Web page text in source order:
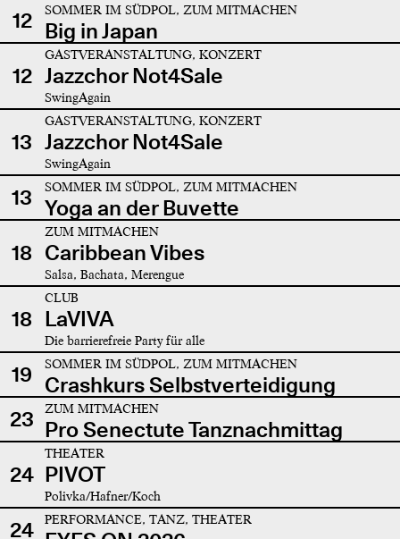
12
SOMMER IM SÜDPOL, ZUM MITMACHEN
Big in Japan
12
GASTVERANSTALTUNG, KONZERT
Jazzchor Not4Sale
SwingAgain
13
GASTVERANSTALTUNG, KONZERT
Jazzchor Not4Sale
SwingAgain
13 SOMMER IM SÜDPOL, ZUM MITMACHEN
Yoga an der Buvette
18
ZUM MITMACHEN
Caribbean Vibes
Salsa, Bachata, Merengue
18
CLUB
LaVIVA
Die barrierefreie Party für alle
19 SOMMER IM SÜDPOL, ZUM MITMACHEN
Crashkurs Selbstverteidigung
23
ZUM MITMACHEN
Pro Senectute Tanznachmittag
24
THEATER
PIVOT
Polivka/Hafner/Koch
24 PERFORMANCE, TANZ, THEATER